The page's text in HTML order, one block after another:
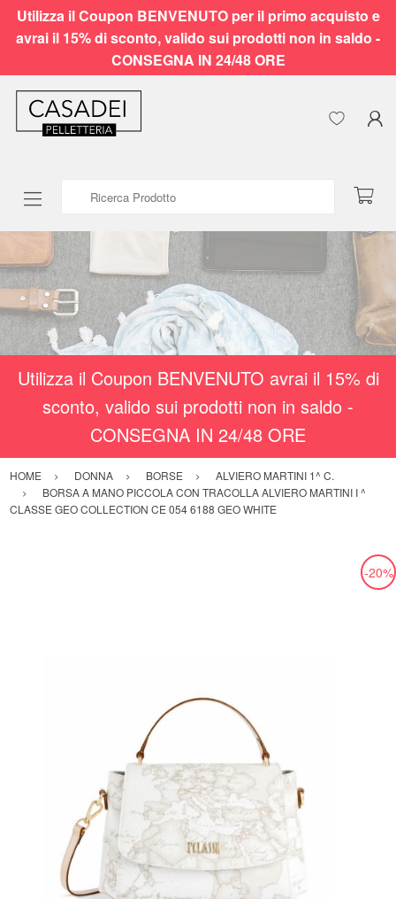
Utilizza il Coupon BENVENUTO per il primo acquisto e
avrai il 15% di sconto, valido sui prodotti non in saldo -
CONSEGNA IN 24/48 ORE
Utilizza il Coupon BENVENUTO avrai il 15% di
sconto, valido sui prodotti non in saldo -
CONSEGNA IN 24/48 ORE
HOME DONNA BORSE
ALVIERO MARTINI 1^ C.
BORSA A MANO PICCOLA CON TRACOLLA ALVIERO MARTINI I ^
CLASSE GEO COLLECTION CE 054 6188 GEO WHITE
-20%